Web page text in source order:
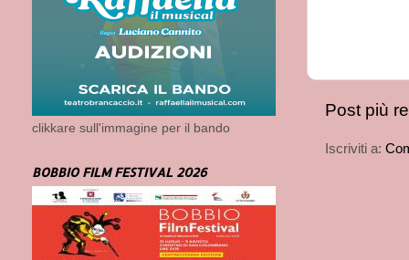
Post più
Iscriviti a:
clikkare sull'immagine per il bando
BOBBIO FILM FESTIVAL 2026